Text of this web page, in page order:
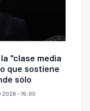
"clase media
que sostiene
sólo
2026 - 15:00